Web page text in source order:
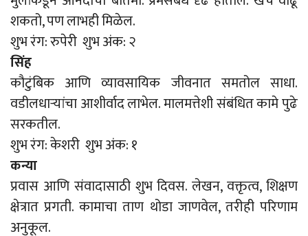
शकतो, पण लाभही मिळेल.
शुभ रंग: रुपेरी शुभ अंक: २
सिंह
कौटुंबिक आणि व्यावसायिक जीवनात समतोल साधा.
वडीलधाऱ्यांचा आशीर्वाद लाभेल. मालमत्तेशी संबंधित कामे पुढे
सरकतील.
शुभ रंग: केशरी शुभ अंक: १
कन्या
प्रवास आणि संवादासाठी शुभ दिवस. लेखन, वक्तृत्व, शिक्षण
क्षेत्रात प्रगती. कामाचा ताण थोडा जाणवेल, तरीही परिणाम
अनुकूल.